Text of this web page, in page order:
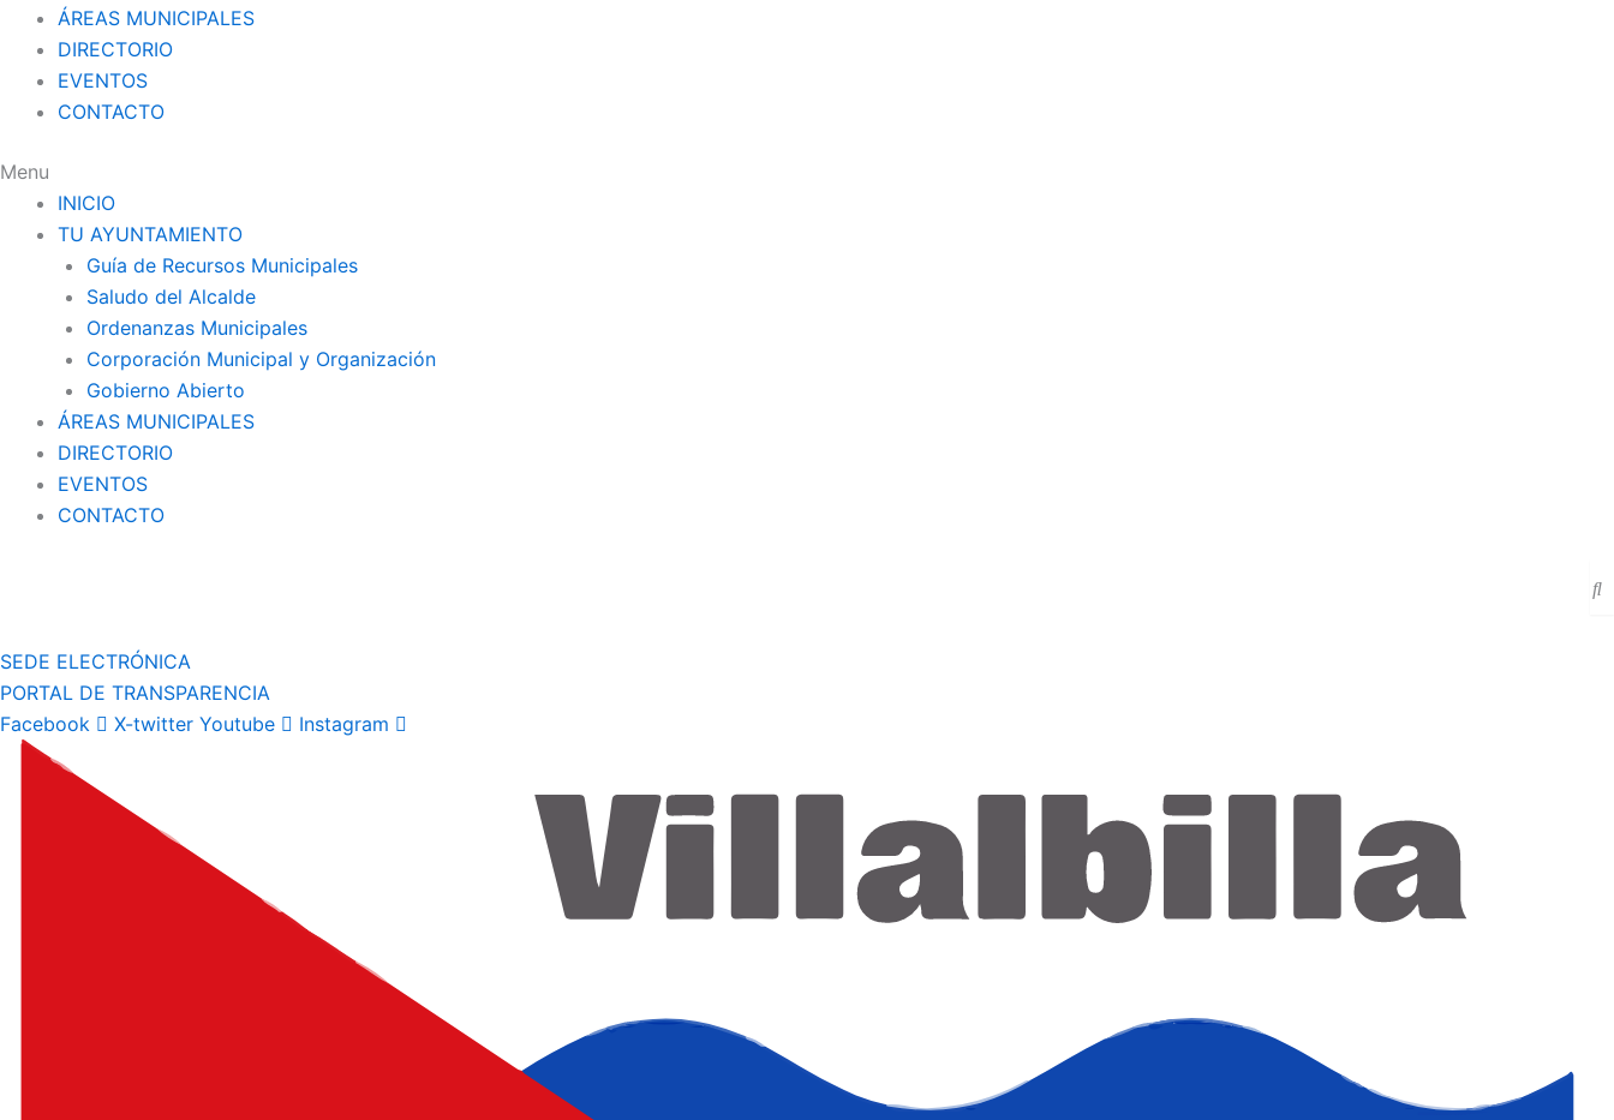
ÁREAS MUNICIPALES
DIRECTORIO
EVENTOS
CONTACTO
Menu
INICIO
TU AYUNTAMIENTO
Guía de Recursos Municipales
Saludo del Alcalde
Ordenanzas Municipales
Corporación Municipal y Organización
Gobierno Abierto
ÁREAS MUNICIPALES
DIRECTORIO
EVENTOS
CONTACTO
SEDE ELECTRÓNICA
PORTAL DE TRANSPARENCIA
Facebook
X-twitter Youtube Instagram